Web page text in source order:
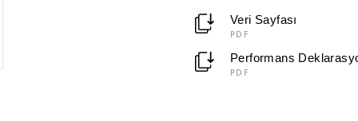
Veri Sayfası
PDF
Performans
PDF